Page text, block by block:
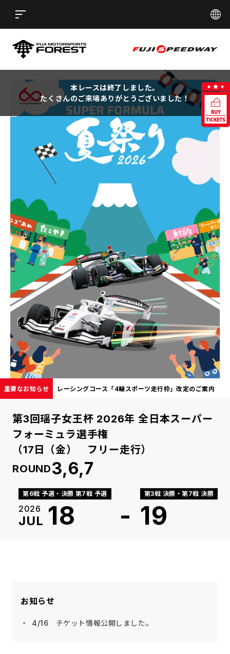
FUJI MOTORSPORTS
FUJI
言語
日本語
한국어
本レースは終了しました。
たくさんのご来場ありがとうございました！
重要なお知らせ レーシングコース「4輪スポーツ走行枠」改定のご案内
第3回瑶子女王杯 2026年 全日本スーパー
フォーミュラ選手権
（17日（金） フリー走行）
ROUND3,6,7
第6戦 予選・決勝 第7戦 予選
2026
JUL 18 -
第3戦 決勝・第7戦 決勝
19
お知らせ
4/16 チケット情報公開しました。